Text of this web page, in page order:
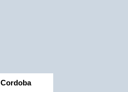
Cordoba